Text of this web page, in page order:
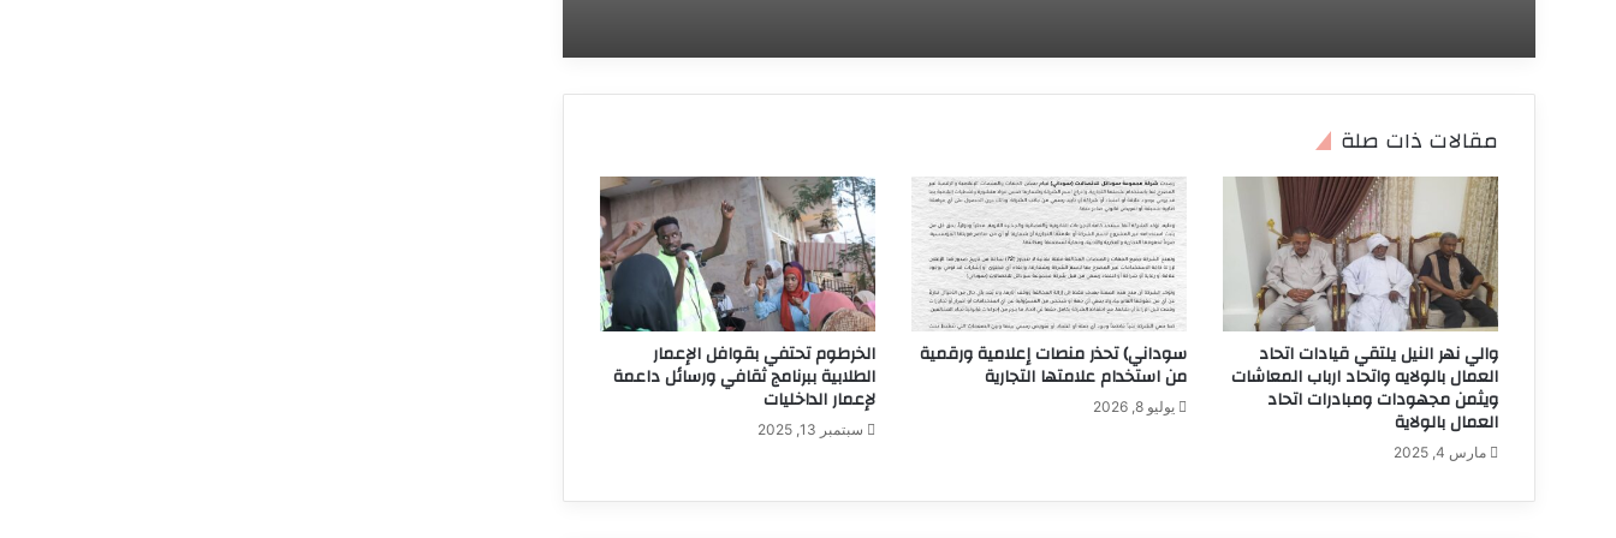
وزارة الصحة الاتحادية تجيز استراتيجيتها
المقبلة
للإمدادات الطبية لبحث تعزيز الشراكة ودعم
القطاع الصحي
وزير التعليم العالي يبشر بقرب معالجة ملف
المعاشات وإنشاء مستشفى للتعليم العالي
مقالات ذات صلة
والي نهر النيل يلتقي قيادات اتحاد
العمال بالولايه واتحاد ارباب المعاشات
ويثمن مجهودات ومبادرات اتحاد
العمال بالولاية
مارس 4, 2025
سوداني) تحذر منصات إعلامية ورقمية
من استخدام علامتها التجارية
يوليو 8, 2026
الخرطوم تحتفي بقوافل الإعمار
الطلابية ببرنامج ثقافي ورسائل داعمة
لإعمار الداخليات
سبتمبر 13, 2025